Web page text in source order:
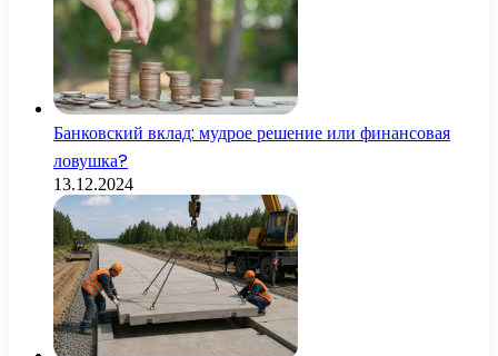
Банковский вклад: мудрое решение или финансовая
ловушка?
13.12.2024